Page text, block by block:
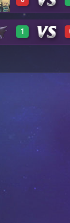
0 A7
0 A8
1